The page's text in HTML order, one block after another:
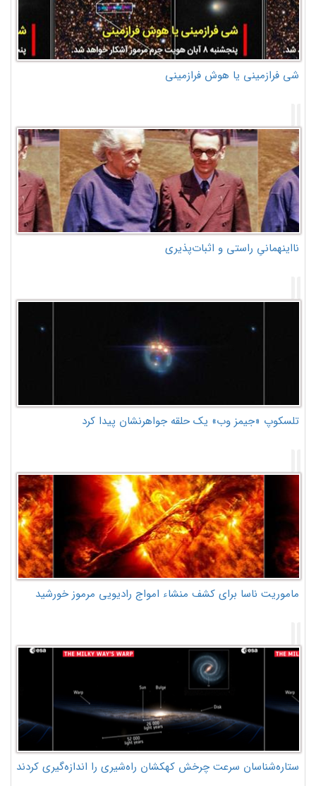
شی فرازمینی یا هوش فرازمینی
نااینهمانیِ راستی و اثبات‌پذیری
تلسکوپ «جیمز وب» یک حلقه جواهرنشان پیدا کرد
ماموریت ناسا برای کشف منشاء امواج رادیویی مرموز خورشید
ستاره‌شناسان سرعت چرخش کهکشان راه‌شیری را اندازه‌گیری کردند